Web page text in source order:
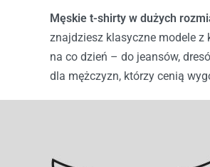
Męskie t-shirty w dużych
znajdziesz klasyczne modele z
na co dzień – do jeansów,
dla mężczyzn, którzy cenią